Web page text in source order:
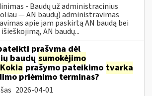
- Baudų už administracinius
— AN baudų) administravimas
apie jam paskirtą AN baudą bei
AN baudų...
prašymą dėl
baudų sumokėjimo
Kokia prašymo pateikimo tvarka
priėmimo terminas?
2026-04-01